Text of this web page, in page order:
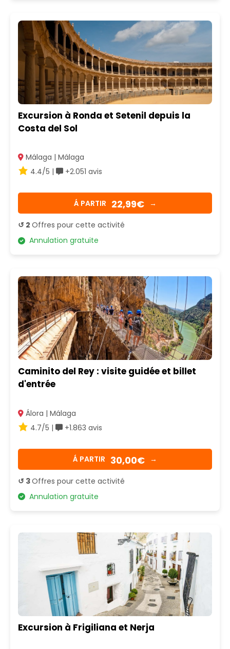
Excursion à Ronda et Setenil depuis la
Costa del Sol
Málaga | Málaga
4.4/5 |
+2.051 avis
Á PARTIR 22,99€ →
↺ 2 Offres pour cette activité
Annulation gratuite
Caminito del Rey : visite guidée et billet
d'entrée
Álora | Málaga
4.7/5 |
+1.863 avis
Á PARTIR 30,00€ →
↺ 3Offres pour cette activité
Annulation gratuite
Excursion à Frigiliana et Nerja